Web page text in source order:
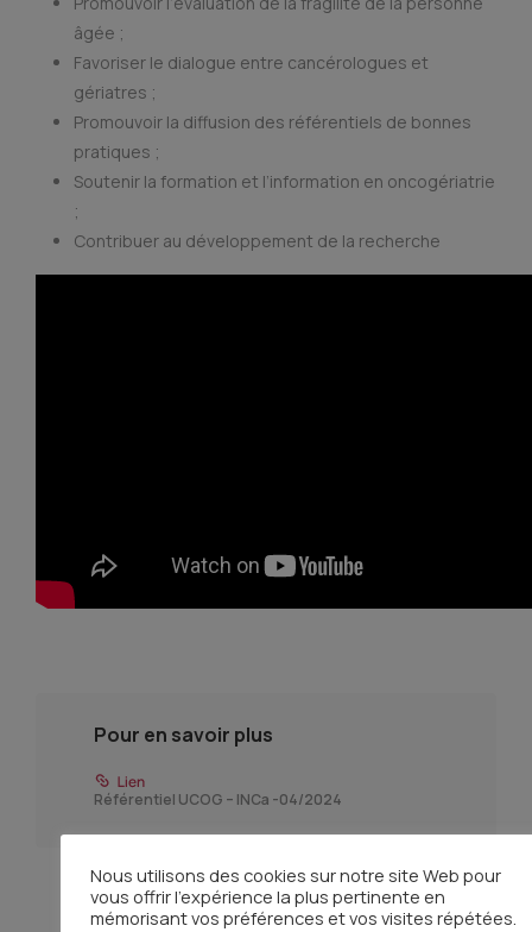
âgée ;
Favoriser le dialogue entre cancérologues et
gériatres ;
Promouvoir la diffusion des référentiels de bonnes
pratiques ;
Soutenir la formation et l’information en oncogériatrie
;
Contribuer au développement de la recherche
Pour en savoir plus
Référentiel UCOG – INCa -04/2024
Nous utilisons des cookies sur notre site Web pour
vous offrir l'expérience la plus pertinente en
mémorisant vos préférences et vos visites répétées.